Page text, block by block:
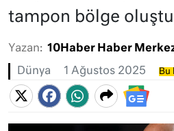
tampon bölge
Yazan: 10Haber Haber
Dünya 1 Ağustos 2025 Bu